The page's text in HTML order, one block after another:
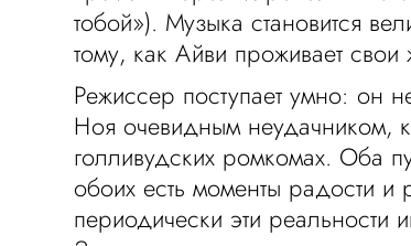
тобой»). Музыка становится
тому, как Айви проживает свои
Режиссер поступает умно: он
Ноя очевидным неудачником,
голливудских ромкомах. Оба
обоих есть моменты радости и
периодически эти реальности